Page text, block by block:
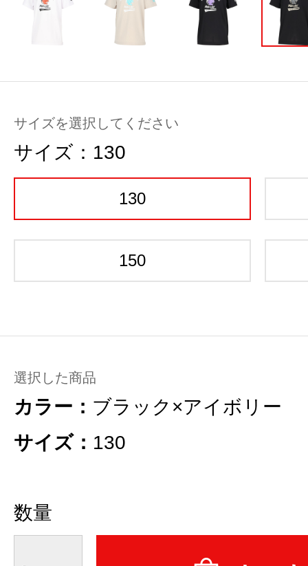
サイズを選択してください
サイズ： 130
130
150
選択した商品
カラー： ブラック×アイボリー
サイズ： 130
数量